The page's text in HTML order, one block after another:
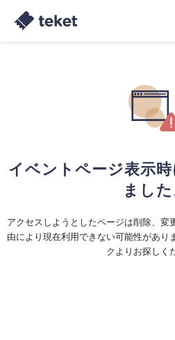
イベントページ表示
ました
アクセスしようとしたページは削除、変
由により現在利用できない可能性があり
クよりお探しく